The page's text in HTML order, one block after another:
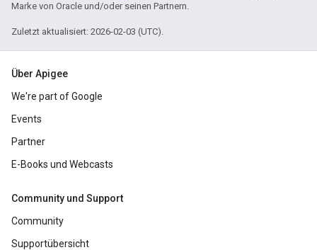
Marke von Oracle und/oder seinen Partnern.
Zuletzt aktualisiert: 2026-02-03 (UTC).
Über Apigee
We're part of Google
Events
Partner
E-Books und Webcasts
Community und Support
Community
Supportübersicht